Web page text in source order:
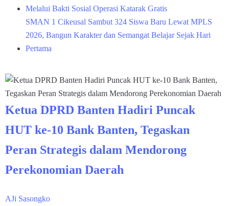
Melalui Bakti Sosial Operasi Katarak Gratis
SMAN 1 Cikeusal Sambut 324 Siswa Baru Lewat MPLS
2026, Bangun Karakter dan Semangat Belajar Sejak Hari
Pertama
Ketua DPRD Banten Hadiri Puncak
HUT ke-10 Bank Banten, Tegaskan
Peran Strategis dalam Mendorong
Perekonomian Daerah
AJi Sasongko